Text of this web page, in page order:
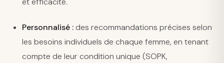
Personnalisé : des recommandations précises selon
les besoins individuels de chaque femme, en tenant
compte de leur condition unique (SOPK,